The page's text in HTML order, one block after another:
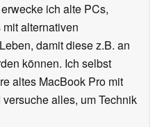
ich alte PCs,
alternativen
damit diese z.B. an
können. Ich selbst
altes MacBook Pro mit
alles, um Technik